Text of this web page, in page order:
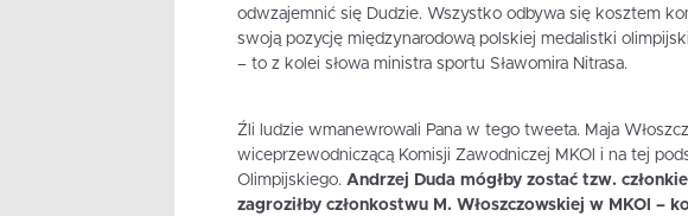
odwzajemnić się Dudzie. Wszystko odbywa się kosztem
swoją pozycję międzynarodową polskiej medalistki
– to z kolei słowa ministra sportu Sławomira Nitrasa.
Źli ludzie wmanewrowali Pana w tego tweeta. Maja
wiceprzewodniczącą Komisji Zawodniczej MKOl i na tej
Olimpijskiego. Andrzej Duda mógłby zostać tzw.
zagroziłby członkostwu M. Włoszczowskiej w MKOl –